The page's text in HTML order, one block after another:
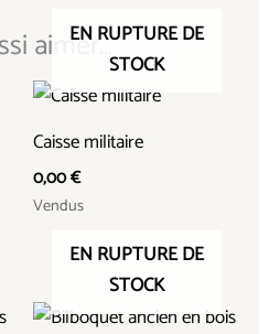
aimer...EN RUPTURE DE
STOCK
Caisse militaire
0,00€
Vendus
EN RUPTURE DE
STOCK